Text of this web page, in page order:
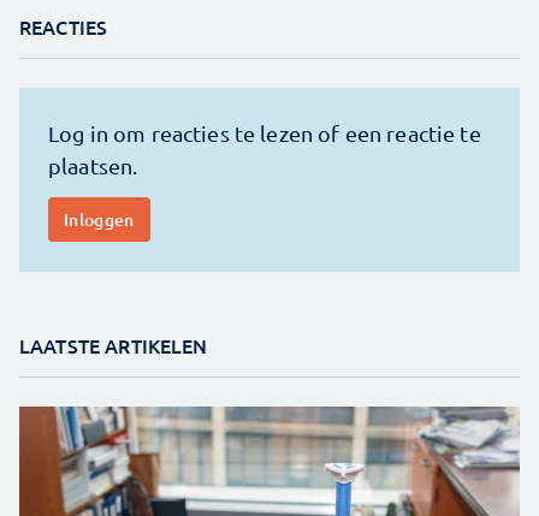
REACTIES
LAATSTE ARTIKELEN